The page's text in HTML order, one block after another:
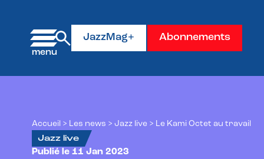
JazzMag+ Abonnements
Accueil > Les news > Jazz live > Le Kami Octet au travail
Jazz live
Publié le 11 Jan 2023